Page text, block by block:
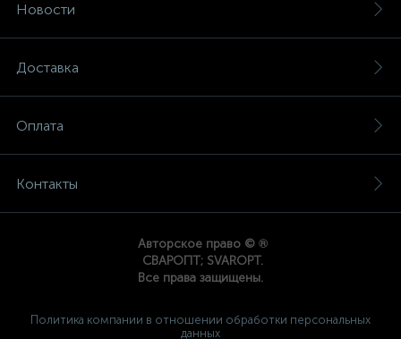
Новости
Доставка
Оплата
Контакты
Авторское право © ®
СВАРОПТ; SVAROPT.
Все права защищены.
Политика компании в отношении обработки персональных
данных